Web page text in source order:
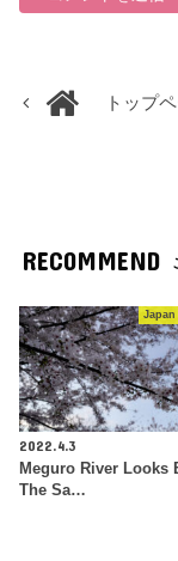
トップ
RECOMMEND
2022.4.3
Meguro River Looks
The Sa…